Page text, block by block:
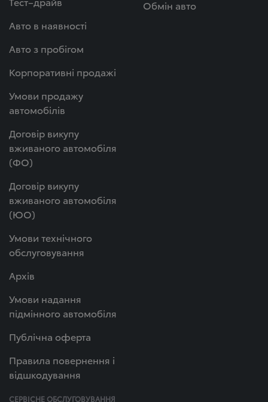
Авто в наявності
Авто з пробігом
Корпоративні продажі
Умови продажу
автомобілів
Договір викупу
вживаного автомобіля
(ФО)
Договір викупу
вживаного автомобіля
(ЮО)
Умови технічного
обслуговування
Архів
Умови надання
підмінного автомобіля
Публічна оферта
Правила повернення і
відшкодування
Обмін авто
СЕРВІСНЕ ОБСЛУГОВУВАННЯ